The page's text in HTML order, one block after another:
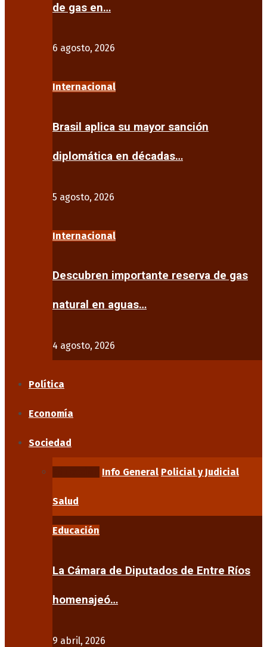
de gas en…
6 agosto, 2026
Internacional
Brasil aplica su mayor sanción
diplomática en décadas…
5 agosto, 2026
Internacional
Descubren importante reserva de gas
natural en aguas…
4 agosto, 2026
Política
Economía
Sociedad
Info General Policial y Judicial
Salud
Educación
La Cámara de Diputados de Entre Ríos
homenajeó…
9 abril, 2026